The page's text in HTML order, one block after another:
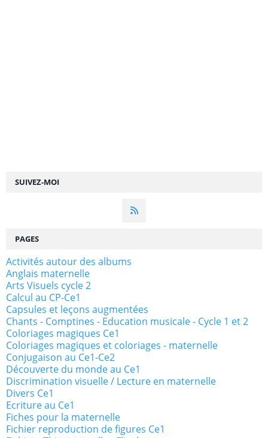
SUIVEZ-MOI
PAGES
Activités autour des albums
Anglais maternelle
Arts Visuels cycle 2
Calcul au CP-Ce1
Capsules et leçons augmentées
Chants - Comptines - Education musicale - Cycle 1 et 2
Coloriages magiques Ce1
Coloriages magiques et coloriages - maternelle
Conjugaison au Ce1-Ce2
Découverte du monde au Ce1
Discrimination visuelle / Lecture en maternelle
Divers Ce1
Ecriture au Ce1
Fiches pour la maternelle
Fichier reproduction de figures Ce1